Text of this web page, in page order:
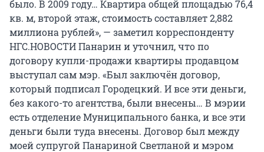
было. В 2009 году… Квартира общей площадью 76,4
кв. м, второй этаж, стоимость составляет 2,882
миллиона рублей», — заметил корреспонденту
НГС.НОВОСТИ Панарин и уточнил, что по
договору купли-продажи квартиры продавцом
выступал сам мэр. «Был заключён договор,
который подписал Городецкий. И все эти деньги,
без какого-то агентства, были внесены… В мэрии
есть отделение Муниципального банка, и все эти
деньги были туда внесены. Договор был между
моей супругой Панариной Светланой и мэром